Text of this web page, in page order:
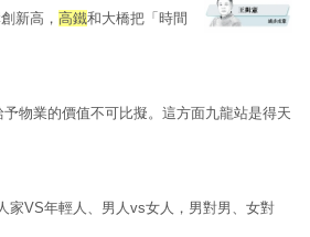
新高， 高鐵和大橋把「時間
物業的價值不可比擬。這方面九龍站是得天
家VS年輕人、男人vs女人，男對男、女對